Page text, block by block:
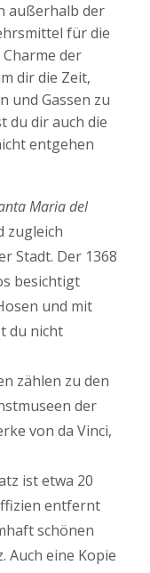
außerhalb der
für die
der
dir die Zeit,
und Gassen zu
du dir auch die
entgehen
Maria del
zugleich
Stadt. Der 1368
besichtigt
und mit
du nicht
zählen zu den
der
von da Vinci,
ist etwa 20
entfernt
schönen
Auch eine Kopie